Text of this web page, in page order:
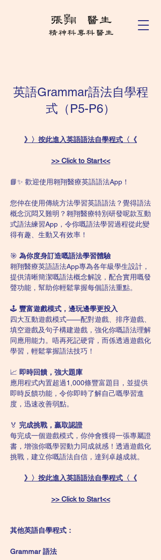
英語Grammar語法自學程
式（P5-P6）
》〉按此進入英語語法自學程式〈《
>> Click to Start<<
📘✨ 歡迎使用翱翔醫療英語語法App！
您仲在使用傳統方法學習英語語法？覺得語法
概念沉悶又難明？翱翔醫療特別研發呢款互動
式語法練習App，令你嘅語法學習過程從此變
得有趣、生動又有效率！
🎯 為你度身訂造嘅語法學習體驗
翱翔醫療英語語法App專為各年級學生設計，
提供清晰簡潔嘅語法概念解說，配合實用嘅發
聲功能，幫助你輕鬆掌握每個語法重點。
🕹️ 豐富遊戲模式，邊玩邊學更投入
四大互動遊戲模式——配對遊戲、排序遊戲、
填空遊戲及句子構建遊戲，強化你嘅語法理解
同應用能力。唔再死記硬背，而係透過遊戲化
學習，輕鬆掌握語法技巧！
📈 即時回饋，強大題庫
應用程式內置超過1,000條豐富題目，並提供
即時反饋功能，令你即時了解自己嘅學習進
度，迅速改善弱點。
🏅 完成挑戰，贏取認證
每完成一個遊戲模式，你仲會獲得一張專屬證
書，增強你嘅學習動力同成就感！透過遊戲化
挑戰，建立你嘅語法自信，達到卓越成就。
》〉按此進入英語語法自學程式〈《
>> Click to Start<<
其他英語自學程式：
Grammar 語法